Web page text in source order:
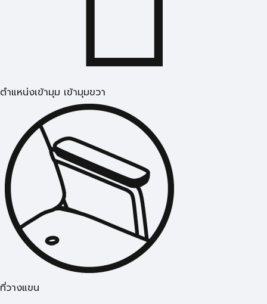
ตำแหน่งเข้ามุม เข้ามุมขวา
ที่วางแขน